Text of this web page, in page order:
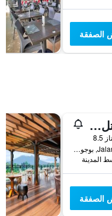
الصفقة
سويز بيلهوتل بوجور
Jalan Salak no 38-40, بوجور, إندونيسيا
الصفقة